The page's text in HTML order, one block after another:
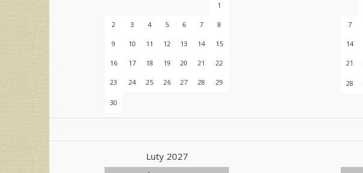
1
2 3 4 5 6 7 8
9 10 11 12 13 14 15
16 17 18 19 20 21 22
23 24 25 26 27 28 29
30
7
14
21
28
Luty 2027